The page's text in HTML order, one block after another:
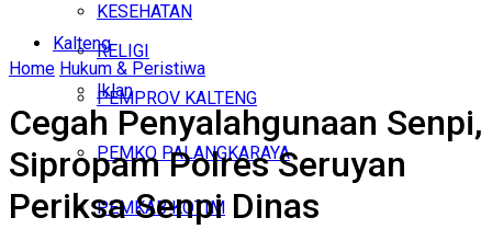
KESEHATAN
RELIGI
Iklan
Senin, Agustus 10, 2026
Kalteng
PEMPROV KALTENG
PEMKO PALANGKARAYA
PEMKAB KOTIM
Home Hukum & Peristiwa
Cegah Penyalahgunaan Senpi,
Sipropam Polres Seruyan
Periksa Senpi Dinas